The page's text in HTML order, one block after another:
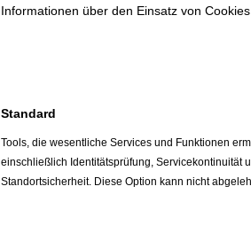
Zurück
4 Einträge
8 Einträge
15 Einträge
Informationen über den Einsatz von
Standard
Tools, die wesentliche Services und Funktionen
einschließlich Identitätsprüfung, Servicekontinuität
Standortsicherheit. Diese Option kann nicht